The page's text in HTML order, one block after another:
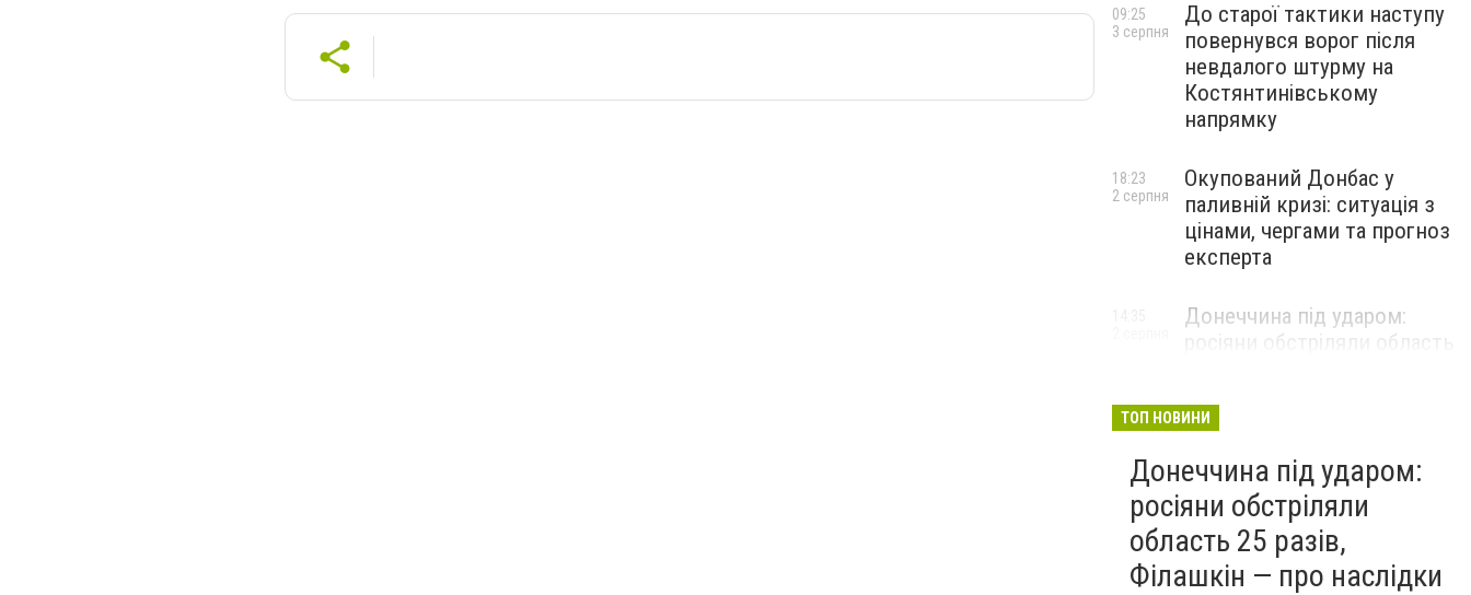
До старої тактики наступу
повернувся ворог після
невдалого штурму на
Костянтинівському
напрямку
09:25
3 серпня
Окупований Донбас у
паливній кризі: ситуація з
цінами, чергами та прогноз
експерта
18:23
2 серпня
Донеччина під ударом:
росіяни обстріляли область
ТОП НОВИНИ
Донеччина під ударом:
росіяни обстріляли
область 25 разів,
Філашкін — про наслідки